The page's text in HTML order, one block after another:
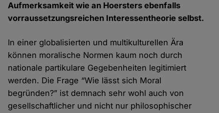
Aufmerksamkeit wie an Hoersters ebenfalls
vorraussetzungsreichen Interessentheorie selbst.
In einer globalisierten und multikulturellen Ära
können moralische Normen kaum noch durch
nationale partikulare Gegebenheiten legitimiert
werden. Die Frage “Wie lässt sich Moral
begründen?” ist demnach sehr wohl auch von
gesellschaftlicher und nicht nur philosophischer